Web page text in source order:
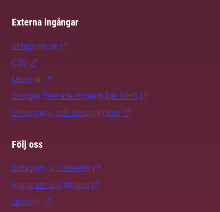
Externa ingångar
Antagning.se
CSN
Mecenat
Sveriges förenade studentkårer (SFS)
Universitets- och högskolerådet
Följ oss
Instagram SLU.Sweden
Instagram SLU.student
LinkedIn